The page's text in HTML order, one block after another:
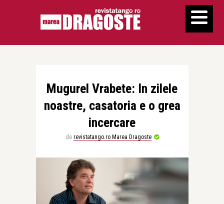
Mugurel Vrabete: In zilele
noastre, casatoria e o grea
incercare
de revistatango.ro Marea Dragoste